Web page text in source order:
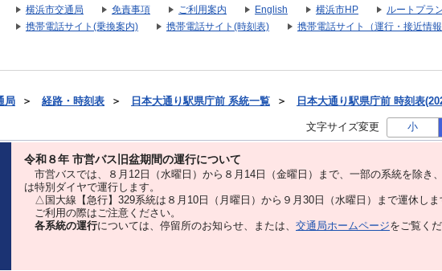
横浜市交通局 免責事項 ご利用案内 English 横浜市HP ルートプラ
携帯電話サイト(乗換案内)
携帯電話サイト(時刻表) 携帯電話サイト（運行・接近情報
局 ＞ 経路・時刻表 ＞ 日本大通り駅県庁前 系統一覧 ＞ 日本大通り駅県庁前 時刻表
文字サイズ変更 小
令和８年 市営バス旧盆期間の運行について
市営バスでは、８⽉12⽇（水曜日）から８⽉14⽇（金曜日）まで、⼀部の系統を除き
は特別ダイヤで運⾏します。
△国大線【急行】329系統は８月10日（月曜日）から９月30日（水曜日）まで運休しま
ご利用の際はご注意ください。
各系統の運行については、停留所のお知らせ、または、 交通局ホームページをご覧くだ